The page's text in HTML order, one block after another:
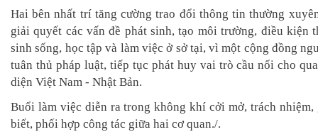
Hai bên nhất trí tăng cường trao đổi thông tin thường
giải quyết các vấn đề phát sinh, tạo môi trường, điều kiện
sinh sống, học tập và làm việc ở sở tại, vì một cộng đồng
tuân thủ pháp luật, tiếp tục phát huy vai trò cầu nối cho
diện Việt Nam - Nhật Bản.
Buổi làm việc diễn ra trong không khí cởi mở, trách nhiệm,
biết, phối hợp công tác giữa hai cơ quan./.